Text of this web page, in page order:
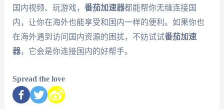
国内视频、玩游戏， 番茄加速器都能帮你无缝连接国
内，让你在海外也能享受和国内一样的便利。如果你也
在海外遇到访问国内资源的困扰，不妨试试番茄加速
器，它会是你连接国内的好帮手。
Spread the love